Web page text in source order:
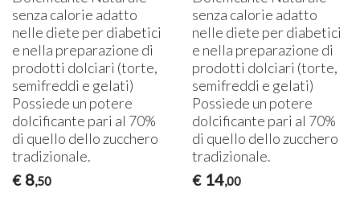
senza calorie adatto
nelle diete per diabetici
e nella preparazione di
prodotti dolciari (torte,
semifreddi e gelati)
Possiede un potere
dolcificante pari al 70%
di quello dello zucchero
tradizionale.
€ 8,50
senza calorie adatto
nelle diete per diabetici
e nella preparazione di
prodotti dolciari (torte,
semifreddi e gelati)
Possiede un potere
dolcificante pari al 70%
di quello dello zucchero
tradizionale.
€ 14,00